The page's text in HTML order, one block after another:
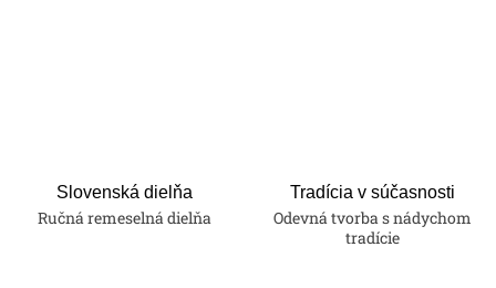
Slovenská dielňa
Ručná remeselná dielňa
Tradícia v súčasnosti
Odevná tvorba s nádychom
tradície